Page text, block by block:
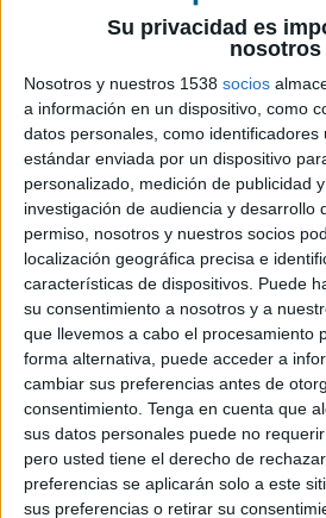
Su privacidad es
nosotros
Nosotros y nuestros 1538 socios
a información en un dispositivo, como
datos personales, como identificadores
estándar enviada por un dispositivo
personalizado, medición de publicidad
investigación de audiencia y desarrollo
permiso, nosotros y nuestros socios
localización geográfica precisa e
características de dispositivos. Puede
su consentimiento a nosotros y a
que llevemos a cabo el procesamiento
forma alternativa, puede acceder a
cambiar sus preferencias antes de
consentimiento. Tenga en cuenta que
sus datos personales puede no
pero usted tiene el derecho de
preferencias se aplicarán solo a este
sus preferencias o retirar su
La firma presenta una pieza
para medios digitales y redes
campeones de motociclismo
Así son 24 horas en la vida de Marc Márquez y
gracias a Repsol, uno de los patrocinadores
Motociclismo que cuenta con escudería propia, en
La marca ha realizado una nueva pieza publicitaria
es un día en la vida de un piloto de motociclismo y
momentos inéditos de Marc Márquez y Dani
jornada de entrenamientos.
trabajo en equipo, son fundamentales para lograr
competición tan exigente como es el Mundial de
GP de Montmeló, en los entrenamientos oficiales
en reaslidad, de un minidocumental en slow
rodaje ha sido el documental, tomando como
no se involucra en las acciones de los pilotos y sus